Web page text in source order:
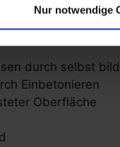
Nur notwendige
durch selbst
Einbetonieren
Oberfläche